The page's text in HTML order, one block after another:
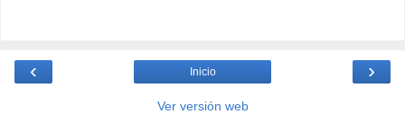
‹ ›
Inicio
Ver versión web